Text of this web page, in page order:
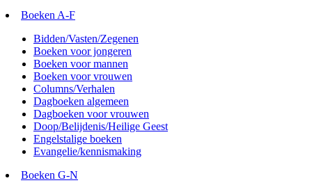
Boeken A-F
Bidden/Vasten/Zegenen
Boeken voor jongeren
Boeken voor mannen
Boeken voor vrouwen
Columns/Verhalen
Dagboeken algemeen
Dagboeken voor vrouwen
Doop/Belijdenis/Heilige Geest
Engelstalige boeken
Evangelie/kennismaking
Boeken G-N